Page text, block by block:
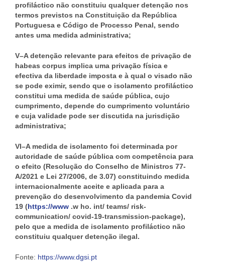
profiláctico não constituiu qualquer detenção nos
termos previstos na Constituição da República
Portuguesa e Código de Processo Penal, sendo
antes uma medida administrativa;
V–A detenção relevante para efeitos de privação de
habeas corpus implica uma privação física e
efectiva da liberdade imposta e à qual o visado não
se pode eximir, sendo que o isolamento profiláctico
constitui uma medida de saúde pública, cujo
cumprimento, depende do cumprimento voluntário
e cuja validade pode ser discutida na jurisdição
administrativa;
VI–A medida de isolamento foi determinada por
autoridade de saúde pública com competência para
o efeito (Resolução do Conselho de Ministros 77-
A/2021 e Lei 27/2006, de 3.07) constituindo medida
internacionalmente aceite e aplicada para a
prevenção do desenvolvimento da pandemia Covid
19 (https://www .w ho. int/ teams/ risk-
communication/ covid-19-transmission-package),
pelo que a medida de isolamento profiláctico não
constituiu qualquer detenção ilegal.
Fonte: https://www.dgsi.pt